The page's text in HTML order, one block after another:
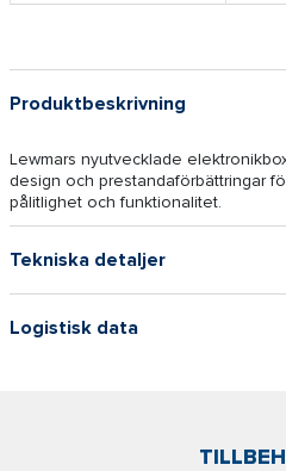
Produktbeskrivning
Lewmars nyutvecklade
design och prestandaförbättringar
pålitlighet och funktionalitet.
Tekniska detaljer
Logistisk data